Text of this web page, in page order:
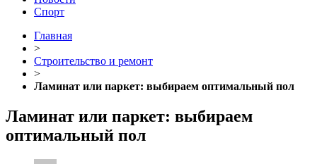
Спорт
Главная
>
Строительство и ремонт
>
Ламинат или паркет: выбираем оптимальный пол
Ламинат или паркет: выбираем
оптимальный пол